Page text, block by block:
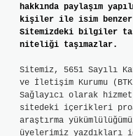
hakkında paylaşım
kişiler ile isim
Sitemizdeki bilgiler
niteliği taşımazlar.
Sitemiz, 5651 Sayılı
ve İletişim Kurumu
Sağlayıcı olarak
sitedeki içerikleri
araştırma
üyelerimiz yazdıkları